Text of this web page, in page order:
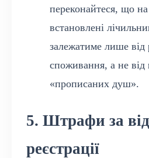
переконайтеся, що на
встановлені
залежатиме лише від
споживання, а не від
«прописаних душ».
5. Штрафи за
реєстрації